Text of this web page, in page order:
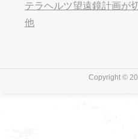
テラヘルツ望遠鏡計画が
他
Copyright ©